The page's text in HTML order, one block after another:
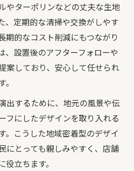
やターポリンなどの丈夫な生地
、定期的な清掃や交換がしやす
期的なコスト削減にもつながり
、設置後のアフターフォローや
案しており、安心して任せられ
出するために、地元の風景や伝
フにしたデザインを取り入れる
。こうした地域密着型のデザイ
にとっても親しみやすく、店舗
立ちます。